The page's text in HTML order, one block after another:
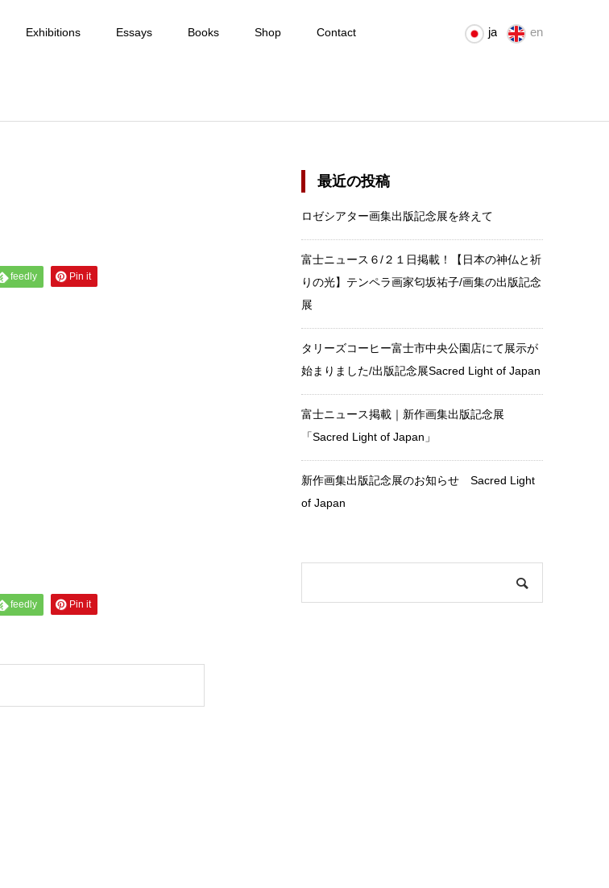
Exhibitions Essays Books Shop Contact ja en
feedly Pin it
feedly Pin it
最近の投稿
ロゼシアター画集出版記念展を終えて
富士ニュース６/２１日掲載！【日本の神仏と祈
りの光】テンペラ画家匂坂祐子/画集の出版記念
展
タリーズコーヒー富士市中央公園店にて展示が
始まりました/出版記念展Sacred Light of Japan
富士ニュース掲載｜新作画集出版記念展
「Sacred Light of Japan」
新作画集出版記念展のお知らせ Sacred Light
of Japan